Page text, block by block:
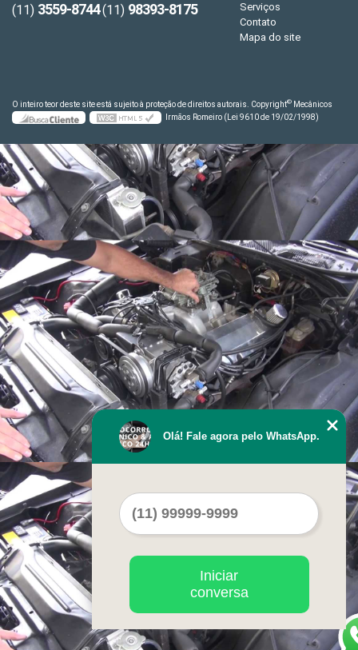
(11) 3559-8744(11) 98393-8175
Serviços
Contato
Mapa do site
O inteiro teor deste site está sujeito à proteção de direitos autorais. Copyright© Mecânicos
Irmãos Romeiro (Lei 9610 de 19/02/1998)
Olá! Fale agora pelo WhatsApp.
Iniciar
conversa